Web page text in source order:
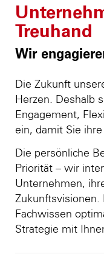
Treuhand
Wir
Die Zukunft
Herzen. Deshalb
Engagement,
ein, damit Sie
Die persönliche
Priorität – wir
Unternehmen,
Zukunftsvisionen.
Fachwissen
Strategie mit